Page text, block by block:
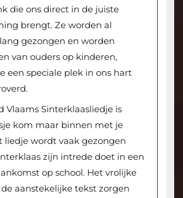
die ons direct in de juiste
brengt. Ze worden al
gezongen en worden
van ouders op kinderen,
een speciale plek in ons hart
Vlaams Sinterklaasliedje is
kom maar binnen met je
liedje wordt vaak gezongen
zijn intrede doet in een
op school. Het vrolijke
aanstekelijke tekst zorgen